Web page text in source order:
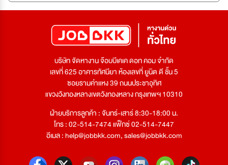
บริษัท จัดหางาน จ๊อบบีเคเค ดอท คอม จำกัด
เลขที่ 625 อาคารทัศนียา ห้องเลขที่ ยูนิต ดี ชั้น 5
ซอยรามคำแหง 39 ถนนประชาอุทิศ
แขวงวังทองหลางเขตวังทองหลาง กรุงเทพฯ 10310
ฝ่ายบริการลูกค้า : จันทร์-เสาร์ 8:30-18:00 น.
โทร : 02-514-7474 แฟ็กซ์ 02-514-7447
อีเมล :help@jobbkk.com,sales@jobbkk.com